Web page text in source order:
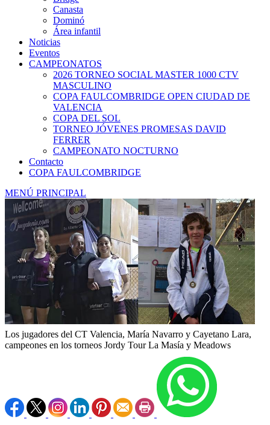
Canasta
Dominó
Área infantil
Noticias
Eventos
CAMPEONATOS
2026 TORNEO SOCIAL MASTER 1000 CTV
MASCULINO
COPA FAULCOMBRIDGE OPEN CIUDAD DE
VALENCIA
COPA DEL SOL
TORNEO JÓVENES PROMESAS DAVID
FERRER
CAMPEONATO NOCTURNO
Contacto
COPA FAULCOMBRIDGE
MENÚ PRINCIPAL
Los jugadores del CT Valencia, María Navarro y Cayetano Lara,
campeones en los torneos Jordy Tour La Masía y Meadows